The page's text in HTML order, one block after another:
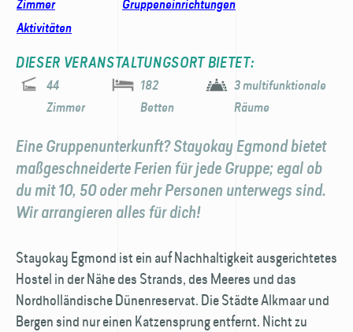
Zimmer
Gruppeneinrichtungen
Aktivitäten
DIESER VERANSTALTUNGSORT BIETET:
44
Zimmer
182
Betten
3 multifunktionale
Räume
Eine Gruppenunterkunft? Stayokay Egmond bietet
maß­geschneiderte Ferien für jede Gruppe; egal ob
du mit 10, 50 oder mehr Personen unterwegs sind.
Wir arrangieren alles für dich!
Stayokay Egmond ist ein auf Nachhaltigkeit ausgerichtetes
Hostel in der Nähe des Strands, des Meeres und das
Nordholländische Dünenreservat. Die Städte Alkmaar und
Bergen sind nur einen Katzen­sprung entfernt. Nicht zu